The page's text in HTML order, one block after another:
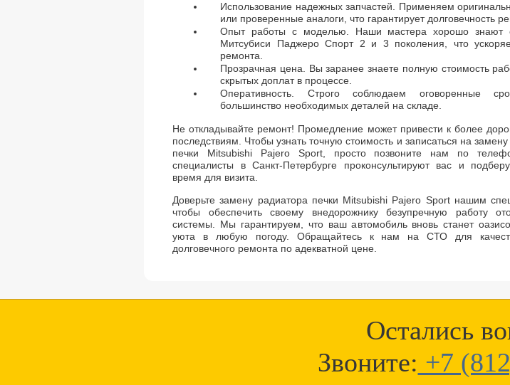
Использование надежных запчастей. Применяем
или проверенные аналоги, что гарантирует долговечность
Опыт работы с моделью. Наши мастера хорошо знают
Митсубиси Паджеро Спорт 2 и 3 поколения, что
ремонта.
Прозрачная цена. Вы заранее знаете полную стоимость
скрытых доплат в процессе.
Оперативность. Строго соблюдаем оговоренные
большинство необходимых деталей на складе.
Не откладывайте ремонт! Промедление может привести к более
последствиям. Чтобы узнать точную стоимость и записаться на
печки Mitsubishi Pajero Sport, просто позвоните нам по
специалисты в Санкт-Петербурге проконсультируют вас и
время для визита.
Доверьте замену радиатора печки Mitsubishi Pajero Sport нашим
чтобы обеспечить своему внедорожнику безупречную работу
системы. Мы гарантируем, что ваш автомобиль вновь станет
уюта в любую погоду. Обращайтесь к нам на СТО для
долговечного ремонта по адекватной цене.
Остались
Звоните: +7